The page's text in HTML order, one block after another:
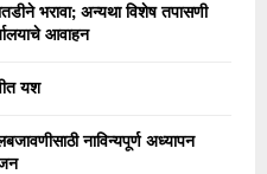
भरावा; अन्यथा विशेष तपासणी
आवाहन
यश
नाविन्यपूर्ण अध्यापन